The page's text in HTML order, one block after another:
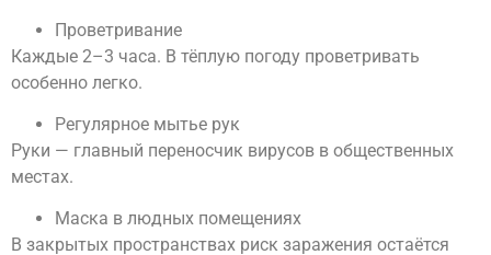
Проветривание
Каждые 2–3 часа. В тёплую погоду проветривать
особенно легко.
Регулярное мытье рук
Руки — главный переносчик вирусов в общественных
местах.
Маска в людных помещениях
В закрытых пространствах риск заражения остаётся